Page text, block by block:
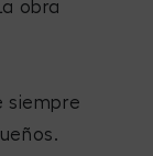
obra
siempre